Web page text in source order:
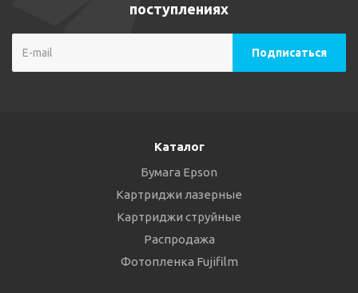
поступлениях
Каталог
Бумага Epson
Картриджи лазерные
Картриджи струйные
Распродажа
Фотопленка Fujifilm